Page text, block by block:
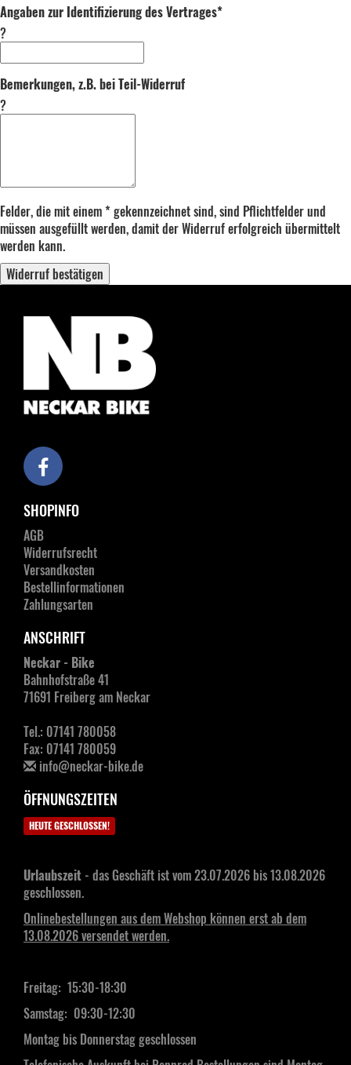
Angaben zur Identifizierung des Vertrages*
?
Bemerkungen, z.B. bei Teil-Widerruf
?
Felder, die mit einem * gekennzeichnet sind, sind Pflichtfelder und
müssen ausgefüllt werden, damit der Widerruf erfolgreich übermittelt
werden kann.
Widerruf bestätigen
SHOPINFO
AGB
Widerrufsrecht
Versandkosten
Bestellinformationen
Zahlungsarten
ANSCHRIFT
Neckar - Bike
Bahnhofstraße 41
71691 Freiberg am Neckar
Tel.: 07141 780058
Fax: 07141 780059
info@neckar-bike.de
ÖFFNUNGSZEITEN
HEUTE GESCHLOSSEN!
Urlaubszeit - das Geschäft ist vom 23.07.2026 bis 13.08.2026
geschlossen.
Onlinebestellungen aus dem Webshop können erst ab dem
13.08.2026 versendet werden.
Freitag: 15:30-18:30
Samstag: 09:30-12:30
Montag bis Donnerstag geschlossen